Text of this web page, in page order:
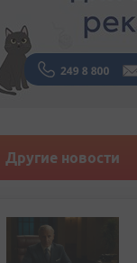
Другие новости